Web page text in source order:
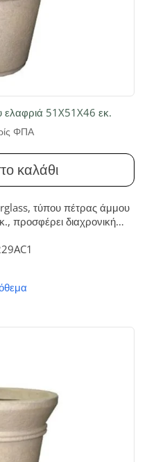
51X51X46 εκ.
ΦΠΑ
καλάθι
τύπου πέτρας άμμου
προσφέρει διαχρονική
χώρο, χωρίς τις